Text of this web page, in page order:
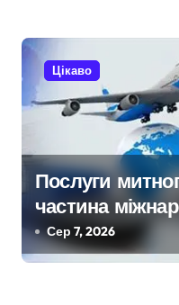
Цікаво
Послуги
частина
Сер 7, 2026